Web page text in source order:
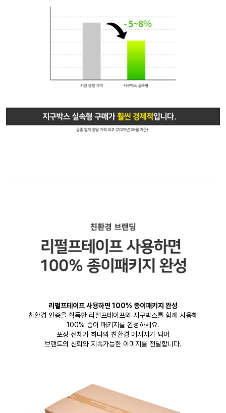
리펄프테이프 사용하면 100% 종이패키지 완성
친환경 인증을 획득한 리펄프테이프와 지구박스를 함께 사용해
100% 종이 패키지를 완성하세요.
포장 전체가 하나의 친환경 메시지가 되어
브랜드의 신뢰와 지속가능한 이미지를 전달합니다.